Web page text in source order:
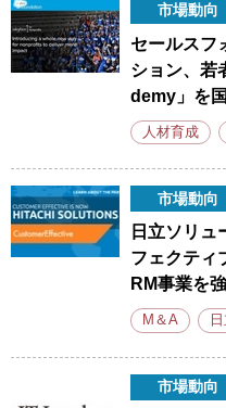
市場動向
セールスフ
ション、若
demy」を
人材育成
市場動向
日立ソリュ
フェクティ
RM事業を
M＆A
市場動向